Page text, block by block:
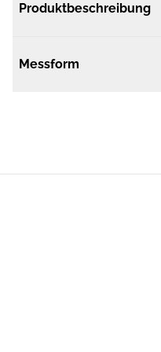
Produktbeschreibung
Messform